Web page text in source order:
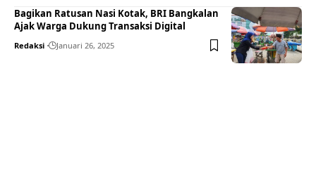
Bagikan Ratusan Nasi Kotak, BRI Bangkalan
Ajak Warga Dukung Transaksi Digital
Redaksi Januari 26, 2025